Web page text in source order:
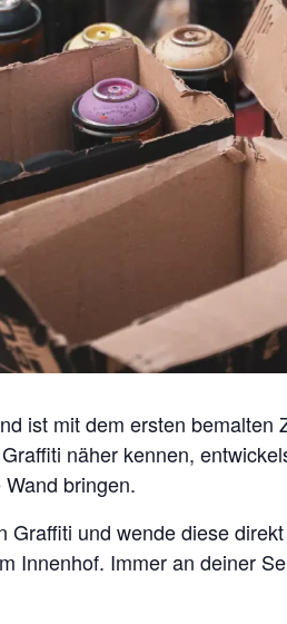
ist mit dem ersten
näher kennen,
bringen.
und wende diese
Innenhof. Immer an deiner